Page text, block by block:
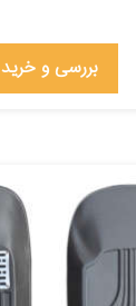
بررسی و خرید